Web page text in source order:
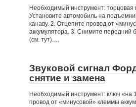
Необходимый инструмент: торцовая
Установите автомобиль на
канаву. 2. Отцепите провод от
аккумулятора. 3. Снимите передний
(см. тут)….
Звуковой сигнал
снятие и замена
Необходимый инструмент: ключ «на
провод от «минусовой» клеммы